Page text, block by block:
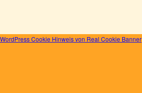
WordPress Cookie Hinweis von Real Cookie Banner